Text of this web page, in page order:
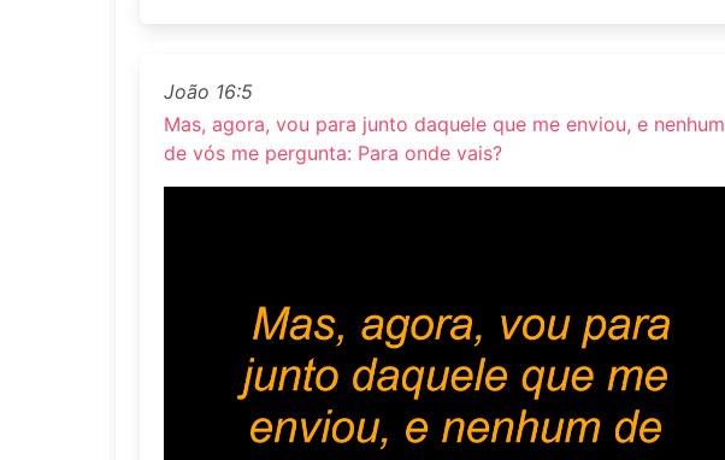
João 16:5
Mas, agora, vou para junto daquele que me enviou, e nenhum
de vós me pergunta: Para onde vais?